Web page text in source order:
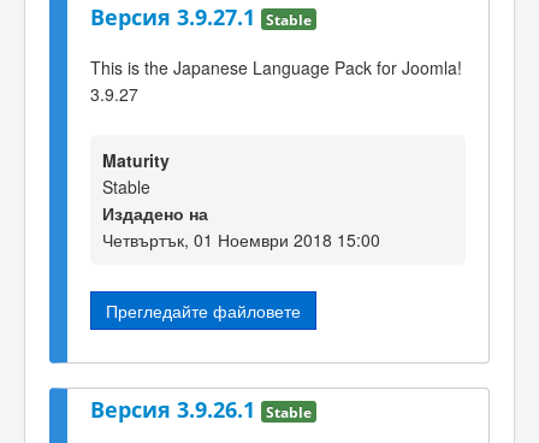
Версия 3.9.27.1 Stable
This is the Japanese Language Pack for Joomla!
3.9.27
Maturity
Stable
Издадено на
Четвъртък, 01 Ноември 2018 15:00
Прегледайте файловете
Версия 3.9.26.1 Stable